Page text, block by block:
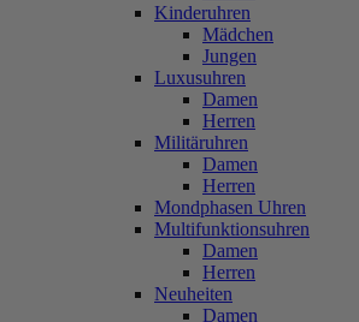
Kinderuhren
Mädchen
Jungen
Luxusuhren
Damen
Herren
Militäruhren
Damen
Herren
Mondphasen Uhren
Multifunktionsuhren
Damen
Herren
Neuheiten
Damen